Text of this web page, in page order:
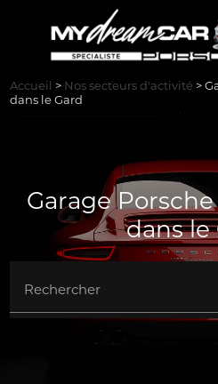
Accueil > Nos secteurs d'activité >
dans le Gard
Garage
dans le
Rechercher
Panneau de gestion des cookies